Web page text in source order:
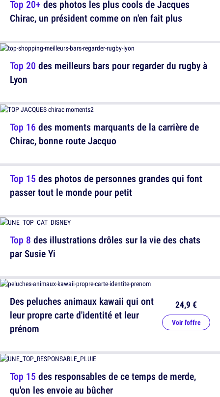
Top 20 des meilleurs bars pour regarder du rugby à
Lyon
Top 15 des photos de personnes grandes qui font
passer tout le monde pour petit
Des peluches animaux kawaii qui ont
leur propre carte d'identité et leur
prénom
24,9 €
Voir l'offre
Top 20+ des photos les plus cools de Jacques
Chirac, un président comme on n'en fait plus
Top 16 des moments marquants de la carrière de
Chirac, bonne route Jacquo
Top 8 des illustrations drôles sur la vie des chats
par Susie Yi
Top 15 des responsables de ce temps de merde,
qu'on les envoie au bûcher